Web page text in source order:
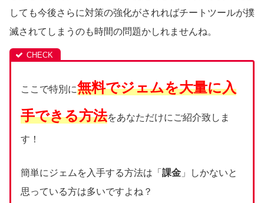
しても今後さらに対策の強化がされればチートツールが撲
滅されてしまうのも時間の問題かしれませんね。
ここで特別に無料でジェムを大量に入
手できる方法をあなただけにご紹介致しま
す！
簡単にジェムを入手する方法は「 課金 」しかないと
思っている方は多いですよね？